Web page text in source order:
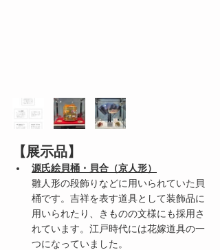
【展示品】
源氏絵貝桶・貝合（京人形）
雛人形の段飾りなどに用いられていた貝
桶です。吉祥を表す道具として装飾品に
用いられたり、きものの文様にも採用さ
れています。江戸時代には花嫁道具の一
つになっていました。